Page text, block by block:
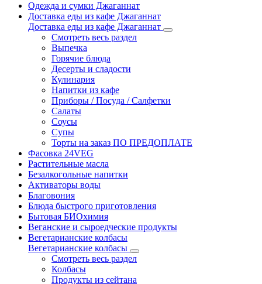
Одежда и сумки Джаганнат
Доставка еды из кафе Джаганнат
Доставка еды из кафе Джаганнат
Смотреть весь раздел
Выпечка
Горячие блюда
Десерты и сладости
Кулинария
Напитки из кафе
Приборы / Посуда / Салфетки
Салаты
Соусы
Супы
Торты на заказ ПО ПРЕДОПЛАТЕ
Фасовка 24VEG
Растительные масла
Безалкогольные напитки
Активаторы воды
Благовония
Блюда быстрого приготовления
Бытовая БИОхимия
Веганские и сыроедческие продукты
Вегетарианские колбасы
Вегетарианские колбасы
Смотреть весь раздел
Колбасы
Продукты из сейтана